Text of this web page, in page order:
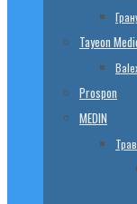
Tayeon
Prospon
MEDIN